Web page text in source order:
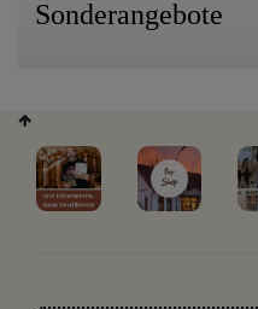
Sonderangebote